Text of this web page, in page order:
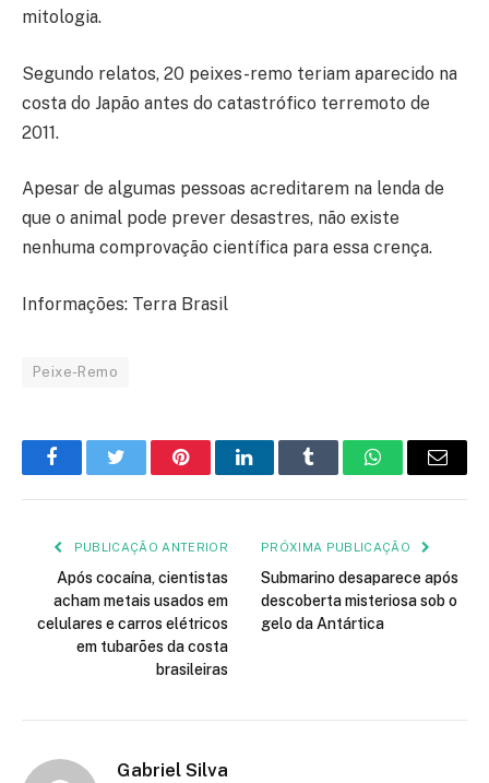
mitologia.
Segundo relatos, 20 peixes-remo teriam aparecido na
costa do Japão antes do catastrófico terremoto de
2011.
Apesar de algumas pessoas acreditarem na lenda de
que o animal pode prever desastres, não existe
nenhuma comprovação científica para essa crença.
Informações: Terra Brasil
Peixe-Remo
FacebookTwitter PinterestLinkedInTumblr WhatsApp
E-
PUBLICAÇÃO ANTERIOR
Após cocaína, cientistas
acham metais usados em
celulares e carros elétricos
em tubarões da costa
brasileiras
PRÓXIMA PUBLICAÇÃO
Submarino desaparece após
descoberta misteriosa sob o
gelo da Antártica
Gabriel Silva